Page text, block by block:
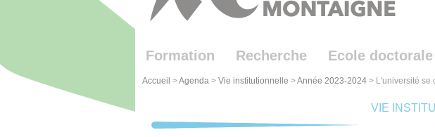
Formation Recherche Ecole doctorale
Accueil >Agenda > Vie institutionnelle >Année 2023-2024 > L'université se
VIE